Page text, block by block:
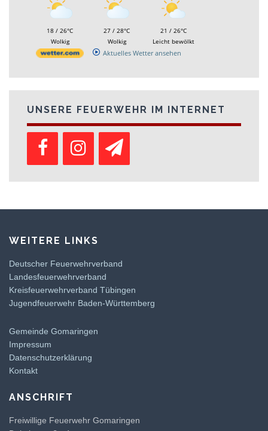
18 / 26°C
Wolkig
27 / 28°C
Wolkig
21 / 26°C
Leicht bewölkt
Aktuelles Wetter ansehen
UNSERE FEUERWEHR IM INTERNET
WEITERE LINKS
Deutscher Feuerwehrverband
Landesfeuerwehrverband
Kreisfeuerwehrverband Tübingen
Jugendfeuerwehr Baden-Württemberg
Gemeinde Gomaringen
Impressum
Datenschutzerklärung
Kontakt
ANSCHRIFT
Freiwillige Feuerwehr Gomaringen